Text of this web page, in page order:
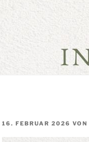
VERÖFFENTLICHT
16. FEBRUAR 2026 VON